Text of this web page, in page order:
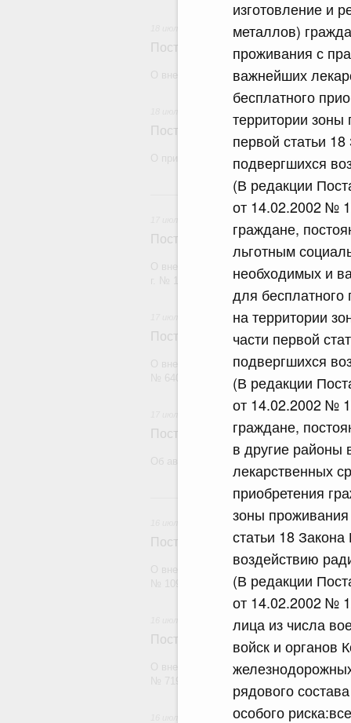
изготовление и
металлов)
проживания с
важнейших
бесплатного
территории зоны
первой статьи
подвергшихся
(В редакции
от 14.02.2002 №
граждане,
льготным
необходимых и
для
на территории
части первой
подвергшихся
(В редакции
от 14.02.2002 №
граждане,
в другие районы
лекарственных
приобретения
зоны проживания
статьи 18
воздействию
(В редакции
от 14.02.2002 №
лица из числа
войск и органов
рядового
особого
Постановление Правительства
О внесении изменений в некоторые
Постановление Правительства
О признании утратившими силу
Постановление Правительства
О внесении изменений в постановление
Постановление Правительства
О внесении изменений в постановление
Постановление Правительства
Об авансировании государственного
Постановление Правительства
О внесении изменений в постановление
Постановление Правительства
О внесении изменений в